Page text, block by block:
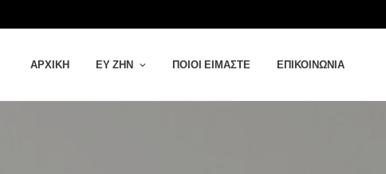
ΑΡΧΙΚΉ ΕΥ ΖΗΝ ΠΟΙΟΙ ΕΊΜΑΣΤΕ ΕΠΙΚΟΙΝΩΝΊΑ